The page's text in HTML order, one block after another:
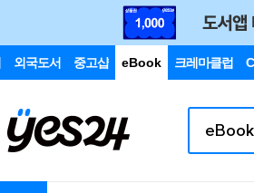
외국도서 중고샵 eBook 크레마클럽